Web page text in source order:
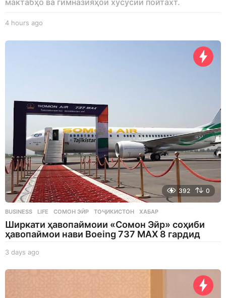
мактабҳо ва гимназияҳои хусусии пойтахт.
4 hours ago
o
392 0
BUSINESS ,LIFE СОМОН ЭЙР ,ТОҶИКИСТОН ,ХАБАР
Ширкати ҳавопаймоии «Сомон Эйр» соҳиби
ҳавопаймои нави Boeing 737 MAX 8 гардид
3 days ago
a